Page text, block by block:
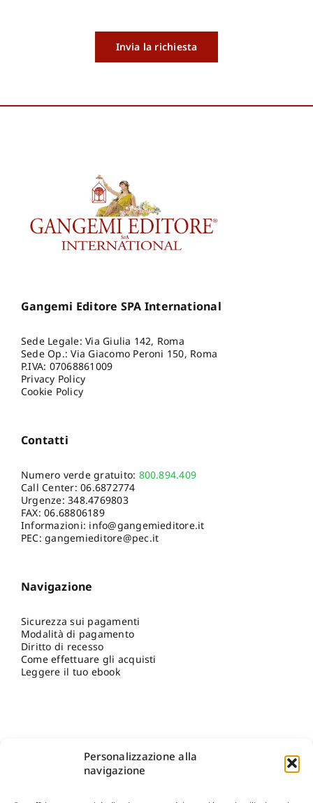
Personalizzazione alla
navigazione
Invia la richiesta
Gangemi Editore SPA International
Sede Legale: Via Giulia 142, Roma
Sede Op.: Via Giacomo Peroni 150, Roma
P.IVA: 07068861009
Privacy Policy
Cookie Policy
Contatti
Numero verde gratuito: 800.894.409
Call Center:06.6872774
Urgenze:348.4769803
FAX: 06.68806189
Informazioni: info@gangemieditore.it
PEC: gangemieditore@pec.it
Navigazione
Sicurezza sui pagamenti
Modalità di pagamento
Diritto di recesso
Come effettuare gli acquisti
Leggere il tuo ebook